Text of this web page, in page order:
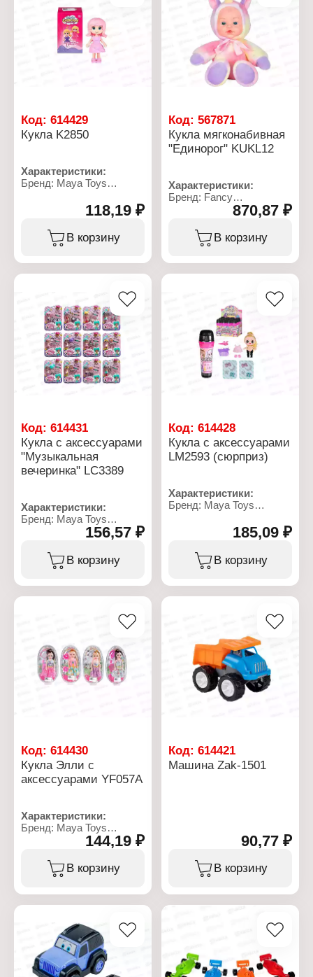
Упаковка: в коробке
Рекомендуемый возраст:
Размер упаковки:
17х7,3х3 см
Код: 614429
Кукла K2850
Характеристики:
Бренд: Maya Toys
Тип товара: Кукла
Вариация: сюрприз
Дизайн: в ассортименте
Размер куклы: 9х4,5 см
Рекомендуемый возраст:
Размер упаковки:
5,6х4,7х9,7 см
118,19 ₽
В корзину
Код:567871
Кукла мягконабивная
"Единорог" KUKL12
Характеристики:
Бренд: Fancy
Артикул: KUKL12
Особенность:
мягконабивная
870,87 ₽
В корзину
Код: 614431
Кукла с аксессуарами
"Музыкальная
вечеринка" LC3389
Характеристики:
Бренд: Maya Toys
Артикул: LC3389
Комплектация: с
аксессуарами
Размер куклы: 9х4х3,3
156,57 ₽
В корзину
Код:614428
Кукла с аксессуарами
LM2593 (сюрприз)
Характеристики:
Бренд: Maya Toys
Тип товара: Кукла
Вариация: сюрприз
Комплектация: с
аксессуарами
Упаковка: в микрофоне
Размер упаковки:
Рекомендуемый возраст:
185,09 ₽
В корзину
Код: 614430
Кукла Элли с
аксессуарами YF057A
Характеристики:
Бренд: Maya Toys
Артикул: YF057A
Модель: "Элли"
Комплектация: с
Упаковка: блистер
Размер упаковки:
9,5х4,5х17 см
Рекомендуемый возраст:
от 3 лет
144,19 ₽
В корзину
Код:614421
Машина Zak-1501
90,77 ₽
В корзину